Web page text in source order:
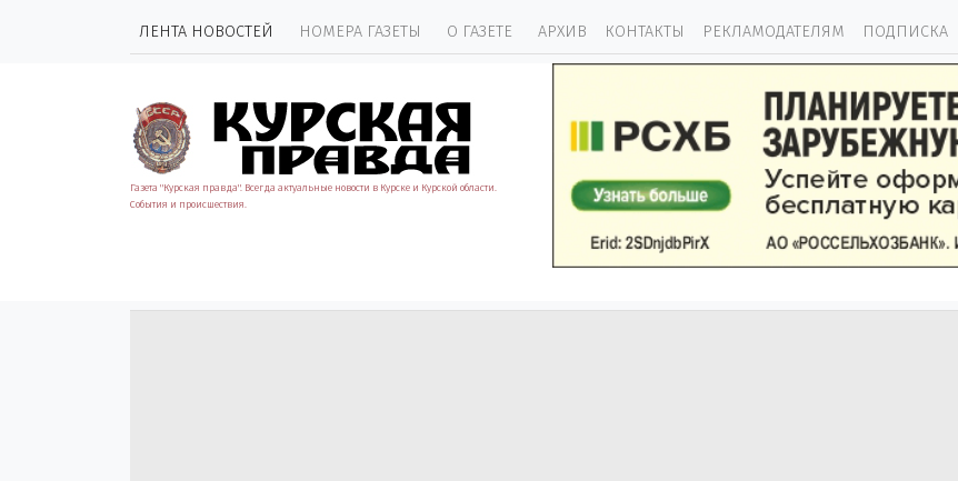
ЛЕНТА НОВОСТЕЙ НОМЕРА ГАЗЕТЫ О ГАЗЕТЕ АРХИВ КОНТАКТЫ РЕКЛАМОДАТЕЛЯМ ПОДПИСКА
Газета "Курская правда". Всегда актуальные новости в Курске и Курской области.
События и происшествия.